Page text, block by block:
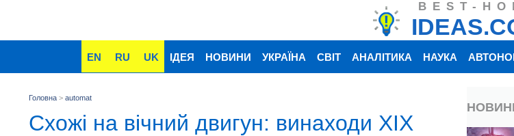
BEST-
EN RU UK ІДЕЯ НОВИНИ УКРАЇНА СВІТ АНАЛІТИКА НАУКА
Головна > automat
Схожі на вічний двигун: винаходи XIX